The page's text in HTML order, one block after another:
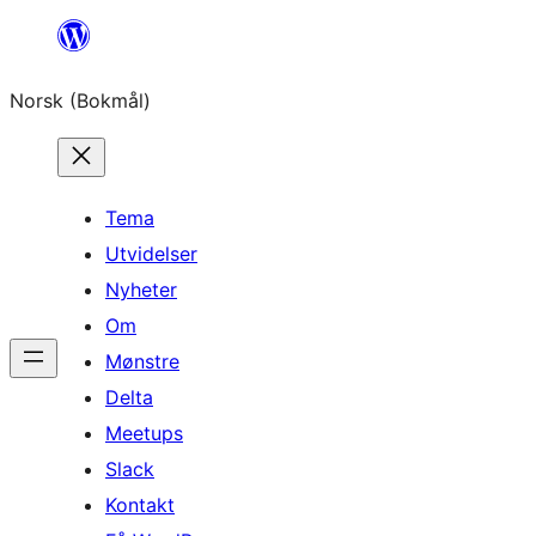
Hopp
innhold
Norsk (Bokmål)
Tema
Utvidelser
Nyheter
Om
Mønstre
Delta
Meetups
Slack
Kontakt